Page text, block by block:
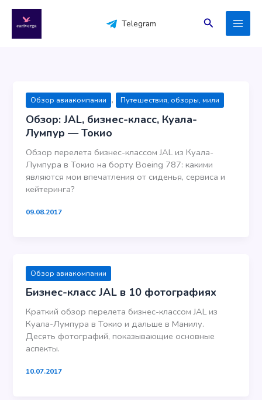
содержимому
Telegram Поиск
Обзор авиакомпании , Путешествия, обзоры, мили
Обзор: JAL, бизнес-класс, Куала-
Лумпур — Токио
Обзор перелета бизнес-классом JAL из Куала-
Лумпура в Токио на борту Boeing 787: какими
являются мои впечатления от сиденья, сервиса и
кейтеринга?
09.08.2017
Обзор авиакомпании
Бизнес-класс JAL в 10 фотографиях
Краткий обзор перелета бизнес-классом JAL из
Куала-Лумпура в Токио и дальше в Манилу.
Десять фотографий, показывающие основные
аспекты.
10.07.2017